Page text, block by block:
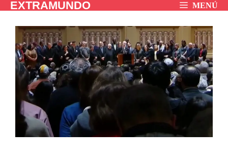
Saltar
contenido
EXTRAMUNDO MENÚ